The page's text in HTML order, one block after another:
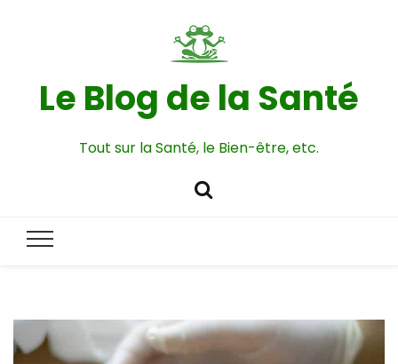
Le Blog de la Santé
Tout sur la Santé, le Bien-être, etc.